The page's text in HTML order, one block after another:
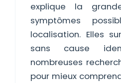
explique la
symptômes
localisation. Elles
sans cause
nombreuses
pour mieux